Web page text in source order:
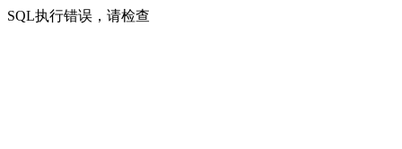
SQL执行错误，请检查